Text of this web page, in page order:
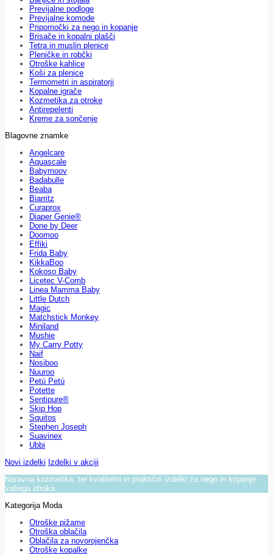
Previjalne podloge
Previjalne komode
Pripomočki za nego in kopanje
Brisače in kopalni plašči
Tetra in muslin plenice
Pleničke in robčki
Otroške kahlice
Koši za plenice
Termometri in aspiratorji
Kopalne igrače
Kozmetika za otroke
Antirepelenti
Kreme za sončenje
Blagovne znamke
Angelcare
Aquascale
Babymoov
Badabulle
Beaba
Biarritz
Curaprox
Diaper Genie®
Done by Deer
Doomoo
Effiki
Frida Baby
KikkaBoo
Kokoso Baby
Licetec V-Comb
Linea Mamma Baby
Little Dutch
Magic
Matchstick Monkey
Miniland
Mushie
My Carry Potty
Naif
Nosiboo
Nuuroo
Petú Petú
Potette
Sentipure®
Skip Hop
Squitos
Stephen Joseph
Suavinex
Ubbi
Novi izdelki Izdelki v akciji
Naravna kozmetika, ter kvalitetni in praktični izdelki za nego in kopanje
vašega otroka.
Kategorija Moda
Otroške pižame
Otroška oblačila
Oblačila za novorojenčka
Otroške kopalke